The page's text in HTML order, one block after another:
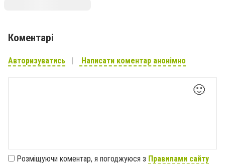
Коментарі
Авторизуватись Написати коментар анонімно
🙂
Розміщуючи коментар, я погоджуюся з Правилами сайту